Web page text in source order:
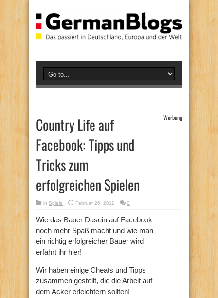
Country Life auf
Facebook: Tipps und
Tricks zum
erfolgreichen Spielen
Werbung
in Spiele Februar 26, 2011 0
Wie das Bauer Dasein auf Facebook
noch mehr Spaß macht und wie man
ein richtig erfolgreicher Bauer wird
erfahrt ihr hier!
Wir haben einige Cheats und Tipps
zusammen gestellt, die die Arbeit auf
dem Acker erleichtern sollten!